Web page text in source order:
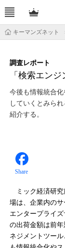
キーマンズネット
「検索エン
調査レポート
今後も情報統合
していくとみら
紹介する。
Share
ミック経済研究
場は、企業内の
エンタープライ
の出荷金額は前
ネジメントツー